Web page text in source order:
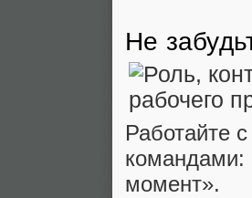
Не
Работайте
момент».